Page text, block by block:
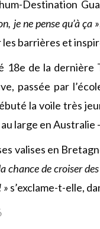
Destination
je ne pense qu’à ça »
barrières et
18e de la
passée par
la voile très
large en
valises en
chance de croiser
» s’exclame-t-elle,